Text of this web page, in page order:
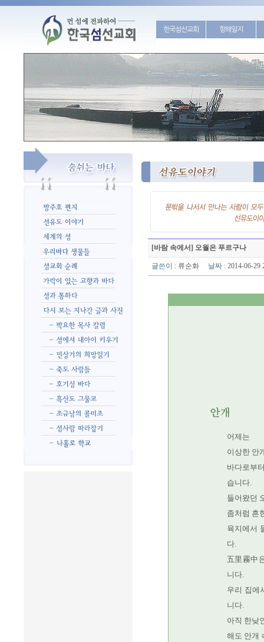
한국섬선교회 항해일지
[바람 속에서] 오월은 푸르구나
글쓴이 : 류순화 날짜: 2014-06-
어제는
이상한 안
바다로부
습니다.
들어왔던
좀처럼 흔
육지에서
다.
五里霧中
니다.
우리 집에
니다.
아직 한낮
해도 안개